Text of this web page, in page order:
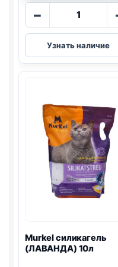
−
MurZon
бентонит
Узнать наличие
Murkelсиликагель
(ЛАВАНДА) 10л